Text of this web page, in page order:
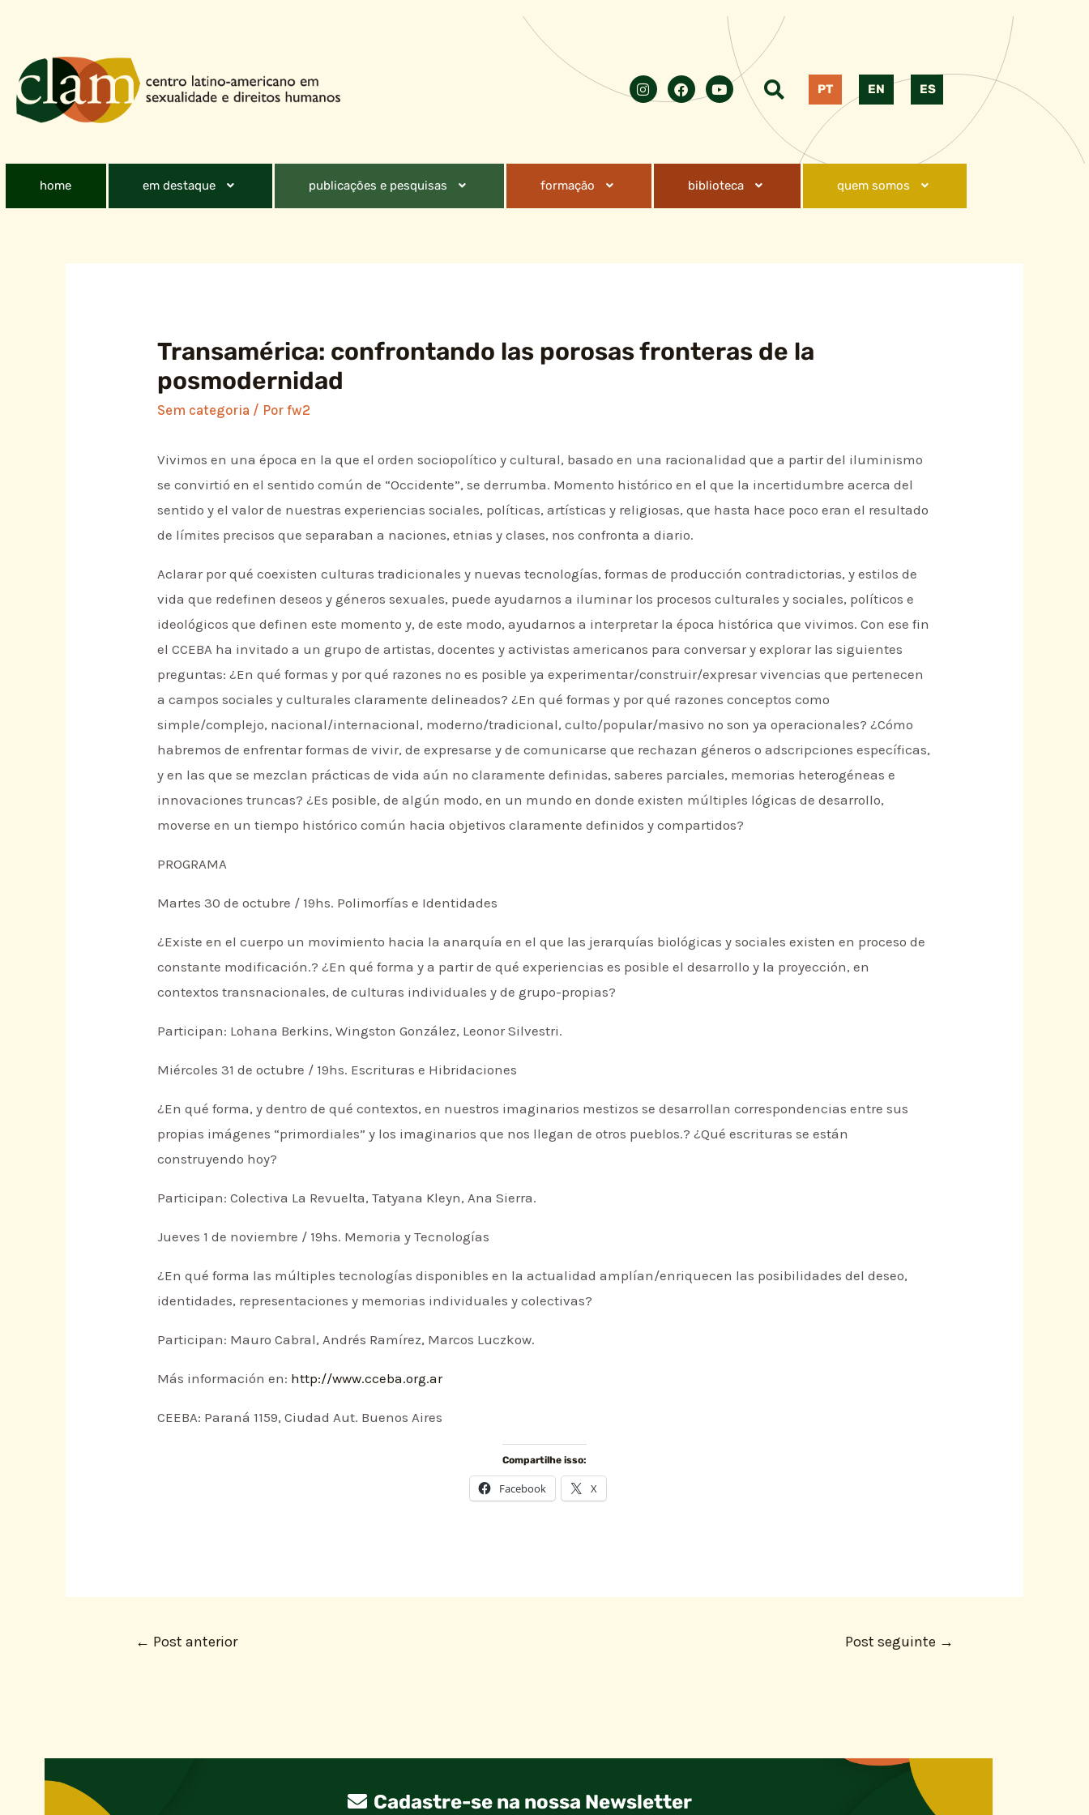
PT EN ES
home em destaque publicações e pesquisas formação biblioteca quem somos
Transamérica: confrontando las porosas fronteras de la
posmodernidad
Sem categoria / Porfw2
Vivimos en una época en la que el orden sociopolítico y cultural, basado en una racionalidad que a partir del iluminismo
se convirtió en el sentido común de “Occidente”, se derrumba. Momento histórico en el que la incertidumbre acerca del
sentido y el valor de nuestras experiencias sociales, políticas, artísticas y religiosas, que hasta hace poco eran el resultado
de límites precisos que separaban a naciones, etnias y clases, nos confronta a diario.
Aclarar por qué coexisten culturas tradicionales y nuevas tecnologías, formas de producción contradictorias, y estilos de
vida que redefinen deseos y géneros sexuales, puede ayudarnos a iluminar los procesos culturales y sociales, políticos e
ideológicos que definen este momento y, de este modo, ayudarnos a interpretar la época histórica que vivimos. Con ese fin
el CCEBA ha invitado a un grupo de artistas, docentes y activistas americanos para conversar y explorar las siguientes
preguntas: ¿En qué formas y por qué razones no es posible ya experimentar/construir/expresar vivencias que pertenecen
a campos sociales y culturales claramente delineados? ¿En qué formas y por qué razones conceptos como
simple/complejo, nacional/internacional, moderno/tradicional, culto/popular/masivo no son ya operacionales? ¿Cómo
habremos de enfrentar formas de vivir, de expresarse y de comunicarse que rechazan géneros o adscripciones específicas,
y en las que se mezclan prácticas de vida aún no claramente definidas, saberes parciales, memorias heterogéneas e
innovaciones truncas? ¿Es posible, de algún modo, en un mundo en donde existen múltiples lógicas de desarrollo,
moverse en un tiempo histórico común hacia objetivos claramente definidos y compartidos?
PROGRAMA
Martes 30 de octubre / 19hs. Polimorfías e Identidades
¿Existe en el cuerpo un movimiento hacia la anarquía en el que las jerarquías biológicas y sociales existen en proceso de
constante modificación.? ¿En qué forma y a partir de qué experiencias es posible el desarrollo y la proyección, en
contextos transnacionales, de culturas individuales y de grupo-propias?
Participan: Lohana Berkins, Wingston González, Leonor Silvestri.
Miércoles 31 de octubre / 19hs. Escrituras e Hibridaciones
¿En qué forma, y dentro de qué contextos, en nuestros imaginarios mestizos se desarrollan correspondencias entre sus
propias imágenes “primordiales” y los imaginarios que nos llegan de otros pueblos.? ¿Qué escrituras se están
construyendo hoy?
Participan: Colectiva La Revuelta, Tatyana Kleyn, Ana Sierra.
Jueves 1 de noviembre / 19hs. Memoria y Tecnologías
¿En qué forma las múltiples tecnologías disponibles en la actualidad amplían/enriquecen las posibilidades del deseo,
identidades, representaciones y memorias individuales y colectivas?
Participan: Mauro Cabral, Andrés Ramírez, Marcos Luczkow.
Más información en: http://www.cceba.org.ar
CEEBA: Paraná 1159, Ciudad Aut. Buenos Aires
Compartilhe isso:
Facebook X
← Post anterior Post seguinte →
Cadastre-se na nossa Newsletter